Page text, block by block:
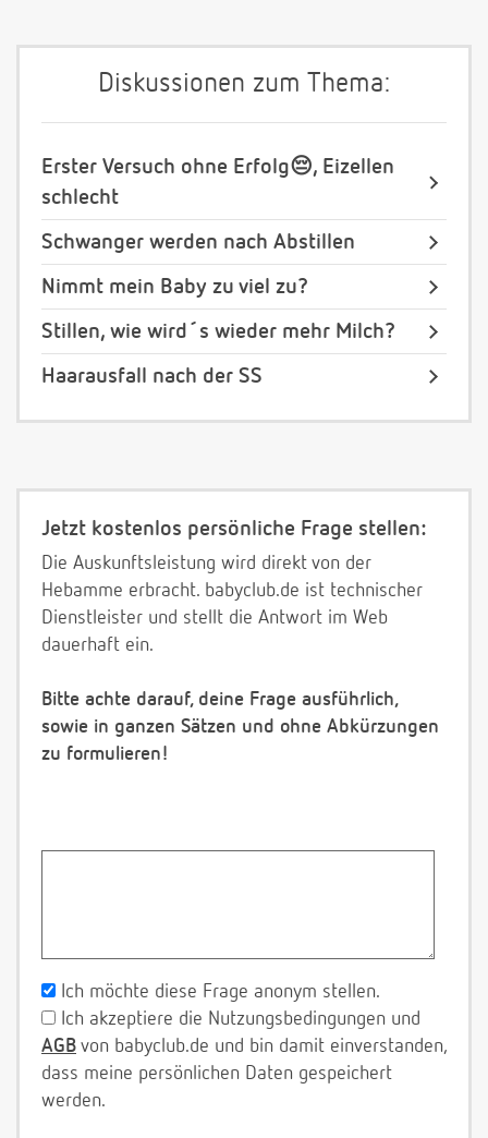
Diskussionen zum Thema:
Erster Versuch ohne Erfolg😔, Eizellen
schlecht
Schwanger werden nach Abstillen
Nimmt mein Baby zu viel zu?
Stillen, wie wird´s wieder mehr Milch?
Haarausfall nach der SS
Jetzt kostenlos persönliche Frage stellen:
Die Auskunftsleistung wird direkt von der
Hebamme erbracht. babyclub.de ist technischer
Dienstleister und stellt die Antwort im Web
dauerhaft ein.
Bitte achte darauf, deine Frage ausführlich,
sowie in ganzen Sätzen und ohne Abkürzungen
zu formulieren!
Ich möchte diese Frage anonym stellen.
Ich akzeptiere die Nutzungsbedingungen und
AGB von babyclub.de und bin damit einverstanden,
dass meine persönlichen Daten gespeichert
werden.